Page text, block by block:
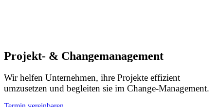
Projekt- & Change­management
Wir helfen Unternehmen, ihre Projekte effizient
umzusetzen und begleiten sie im Change-Management.